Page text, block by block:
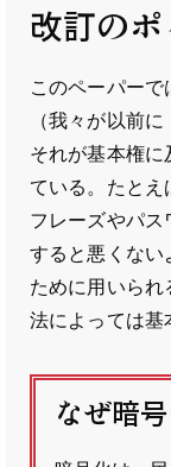
改訂のポ
このペーパー
（我々が以前
それが基本権に
ている。たとえ
フレーズやパ
すると悪くない
ために用いら
法によっては基
なぜ暗